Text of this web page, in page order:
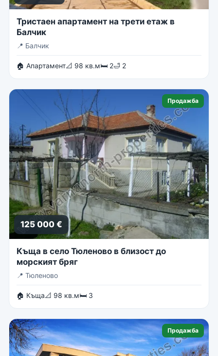
Тристаен апартамент на трети етаж в
Балчик
📍 Балчик
🏠 Апартамент📐 98 кв.м🛏 2🛁 2
Продажба
125 000 €
Къща в село Тюленово в близост до
морският бряг
📍 Тюленово
🏠 Къща📐 98 кв.м🛏 3
Продажба